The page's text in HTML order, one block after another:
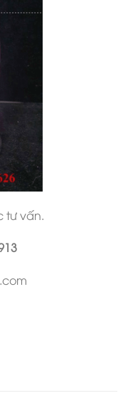
tư vấn.